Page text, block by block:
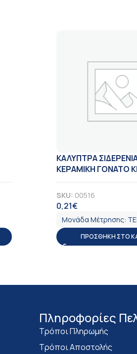
ΚΑΛΥΠΤΡΑ
ΚΕΡΑΜΙΚΗ ΓΟΝΑΤΟ
SKU: 00516
0,21€
Μονάδα Μέτρησης:
ΠΡΟΣΘΉΚΗ ΣΤΟ
Πληροφορίες
Τρόποι Πληρωμής
Τρόποι Αποστολής